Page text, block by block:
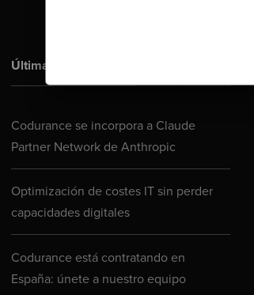
Últimas publicaciones
Codurance se incorpora a Claude
Partner Network de Anthropic
Optimización de costes IT sin perder
capacidades digitales
Codurance está contratando en
España: únete a nuestro equipo